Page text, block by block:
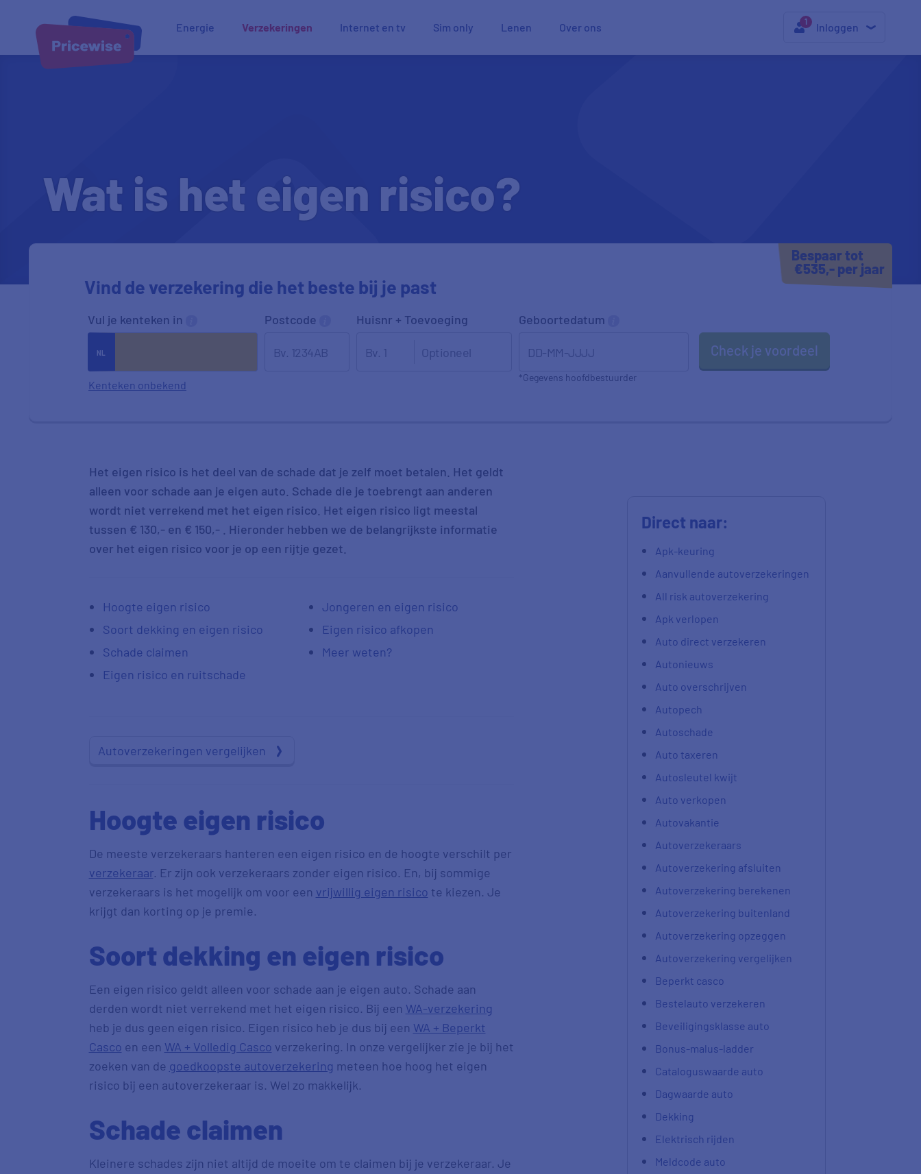
Energie Verzekeringen Internet en tv Sim only Lenen Over ons Inloggen
Wat is het eigen risico?
Vind de verzekering die het beste bij je past
Vul je kenteken in
Kenteken onbekend
Postcode Huisnr + Toevoeging Geboortedatum
DD-MM-JJJJ
*Gegevens hoofdbestuurder
Check je voordeel
Bespaar tot
€535,- per jaar
Het eigen risico is het deel van de schade dat je zelf moet betalen. Het geldt
alleen voor schade aan je eigen auto. Schade die je toebrengt aan anderen
wordt niet verrekend met het eigen risico. Het eigen risico ligt meestal
tussen € 130,- en € 150,- . Hieronder hebben we de belangrijkste informatie
over het eigen risico voor je op een rijtje gezet.
Hoogte eigen risico
Soort dekking en eigen risico
Schade claimen
Eigen risico en ruitschade
Jongeren en eigen risico
Eigen risico afkopen
Meer weten?
Autoverzekeringen vergelijken
Hoogte eigen risico
De meeste verzekeraars hanteren een eigen risico en de hoogte verschilt per
verzekeraar. Er zijn ook verzekeraars zonder eigen risico. En, bij sommige
verzekeraars is het mogelijk om voor een vrijwillig eigen risico te kiezen. Je
krijgt dan korting op je premie.
Soort dekking en eigen risico
Een eigen risico geldt alleen voor schade aan je eigen auto. Schade aan
derden wordt niet verrekend met het eigen risico. Bij een WA-verzekering
heb je dus geen eigen risico. Eigen risico heb je dus bij een WA + Beperkt
Casco en een WA + Volledig Casco verzekering. In onze vergelijker zie je bij het
zoeken van de goedkoopste autoverzekering meteen hoe hoog het eigen
risico bij een autoverzekeraar is. Wel zo makkelijk.
Schade claimen
Kleinere schades zijn niet altijd de moeite om te claimen bij je verzekeraar. Je
Direct naar:
Apk-keuring
Aanvullende autoverzekeringen
All risk autoverzekering
Apk verlopen
Auto direct verzekeren
Autonieuws
Auto overschrijven
Autopech
Autoschade
Auto taxeren
Autosleutel kwijt
Auto verkopen
Autovakantie
Autoverzekeraars
Autoverzekering afsluiten
Autoverzekering berekenen
Autoverzekering buitenland
Autoverzekering opzeggen
Autoverzekering vergelijken
Beperkt casco
Bestelauto verzekeren
Beveiligingsklasse auto
Bonus-malus-ladder
Cataloguswaarde auto
Dagwaarde auto
Dekking
Elektrisch rijden
Meldcode auto